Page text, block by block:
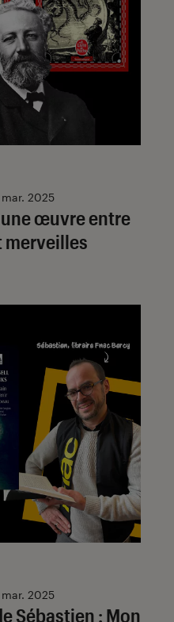
une œuvre entre
merveilles
mar. 2025
Sébastien : Mon
mar. 2025